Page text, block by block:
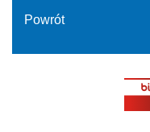
Powrót